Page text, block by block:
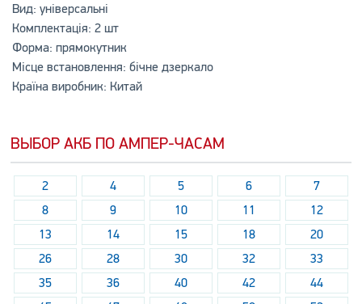
Вид: універсальні
Комплектація: 2 шт
Форма: прямокутник
Місце встановлення: бічне дзеркало
Країна виробник: Китай
ВЫБОР АКБ ПО АМПЕР-ЧАСАМ
2 4 5 6
7
8
9 10 11
12
13
14 15 18
20
26
28 30 32
33
35
36 40 42
44